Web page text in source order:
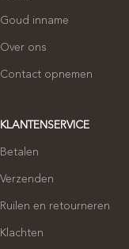
Goud inname
Over ons
Contact opnemen
KLANTENSERVICE
Betalen
Verzenden
Ruilen en retourneren
Klachten